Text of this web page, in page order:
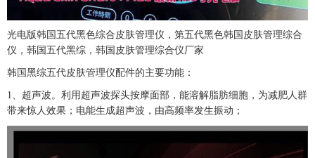
光电版韩国五代黑色综合皮肤管理仪，第五代黑色韩国皮肤管理综合
仪，韩国五代黑综，韩国皮肤管理综合仪厂家
韩国黑综五代皮肤管理仪配件的主要功能：
1、超声波。利用超声波探头按摩面部，能溶解脂肪细胞，为减肥人群
带来惊人效果；电能生成超声波，由高频率发生振动；